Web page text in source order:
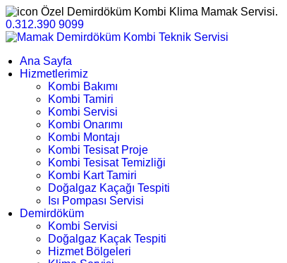
Özel Demirdöküm Kombi Klima Mamak Servisi.
0.312.390 9099
Ana Sayfa
Hizmetlerimiz
Kombi Bakımı
Kombi Tamiri
Kombi Servisi
Kombi Onarımı
Kombi Montajı
Kombi Tesisat Proje
Kombi Tesisat Temizliği
Kombi Kart Tamiri
Doğalgaz Kaçağı Tespiti
Isı Pompası Servisi
Demirdöküm
Kombi Servisi
Doğalgaz Kaçak Tespiti
Hizmet Bölgeleri